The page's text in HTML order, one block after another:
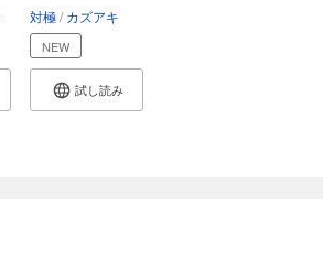
対極 カズアキ
NEW
試し読み